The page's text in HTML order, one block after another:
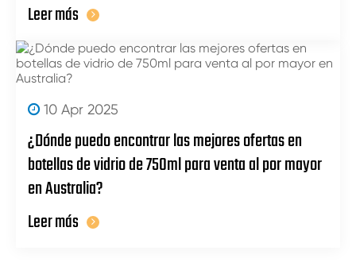
Leer más
10 Apr 2025
¿Dónde puedo encontrar las mejores ofertas en
botellas de vidrio de 750ml para venta al por mayor
en Australia?
Leer más